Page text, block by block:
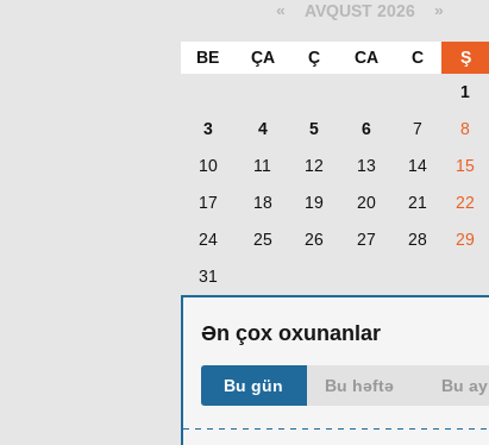
« AVQUST 2026 »
BE ÇA Ç CA C Ş
1
3
4 5 6 7 8
10
11 12 13 14 15
17
18 19 20 21 22
24
25 26 27 28 29
31
Ən çox oxunanlar
Bu gün Bu həftə Bu ay